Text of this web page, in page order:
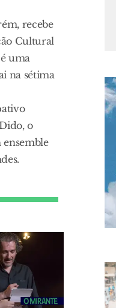
recebe
Cultural
uma
na sétima
o